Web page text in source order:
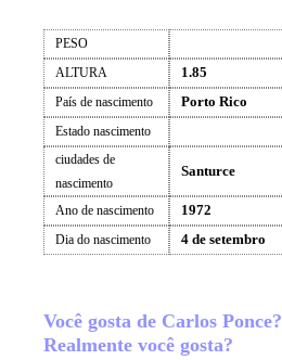
PESO
ALTURA
1.85
País de nascimento Porto Rico
Estado nascimento
ciudades de
nascimento
Santurce
Ano de nascimento 1972
Dia do nascimento 4 de setembro
Você gosta de Carlos Ponce?
Realmente você gosta?